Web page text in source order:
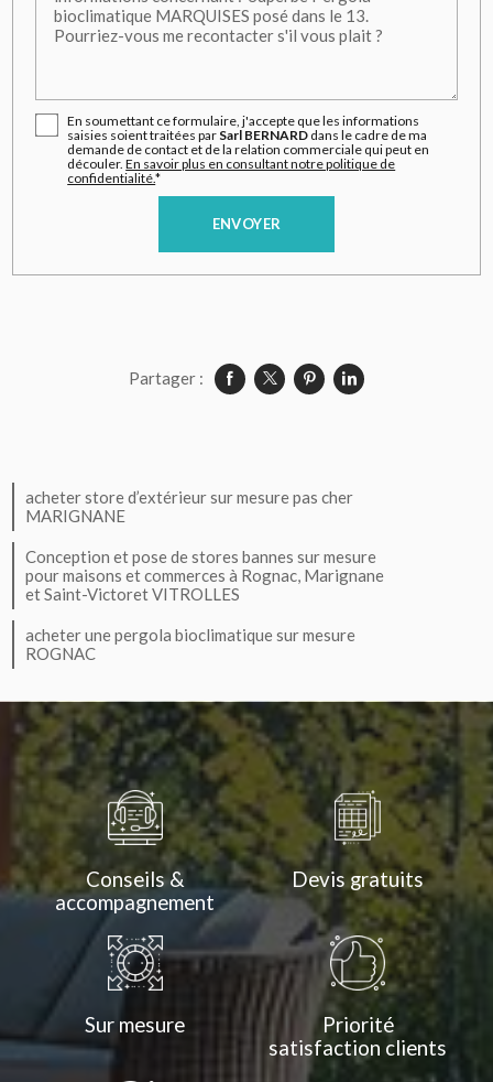
En soumettant ce formulaire, j'accepte que les informations
saisies soient traitées par Sarl BERNARD dans le cadre de ma
demande de contact et de la relation commerciale qui peut en
découler.En savoir plus en consultant notre politique de
confidentialité.*
Partager :
acheter store d’extérieur sur mesure pas cher
MARIGNANE
Conception et pose de stores bannes sur mesure
pour maisons et commerces à Rognac, Marignane
et Saint-Victoret VITROLLES
acheter une pergola bioclimatique sur mesure
ROGNAC
Conseils &
accompagnement
Devis gratuits
Sur mesure
Priorité
satisfaction clients